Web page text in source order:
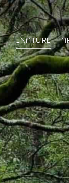
INATURE